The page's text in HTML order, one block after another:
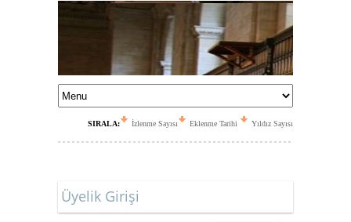
SIRALA: İzlenme Sayısı Eklenme Tarihi Yıldız Sayısı
Üyelik Girişi